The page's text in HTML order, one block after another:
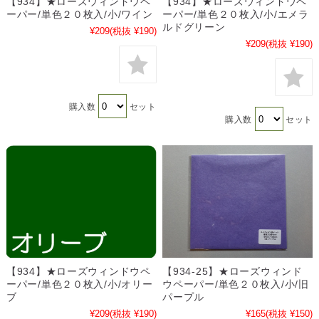
ーパー/単色２０枚入/小/ワイン
¥209(税抜 ¥190)
購入数 セット
ーパー/単色２０枚入/小/エメラ
ルドグリーン
¥209(税抜 ¥190)
購入数 セット
【934】★ローズウィンドウペ
ーパー/単色２０枚入/小/オリー
ブ
¥209(税抜 ¥190)
【934-25】★ローズウィンド
ウペーパー/単色２０枚入/小/旧
パープル
¥165(税抜 ¥150)